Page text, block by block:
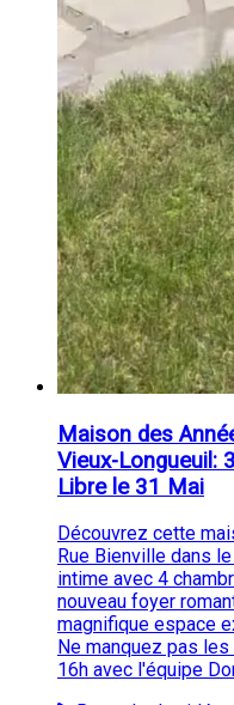
Maison des
Vieux-Longueuil:
Libre le 31 Mai
Découvrez cette
Rue Bienville dans
intime avec 4
nouveau foyer
magnifique espace
Ne manquez pas
16h avec l'équipe